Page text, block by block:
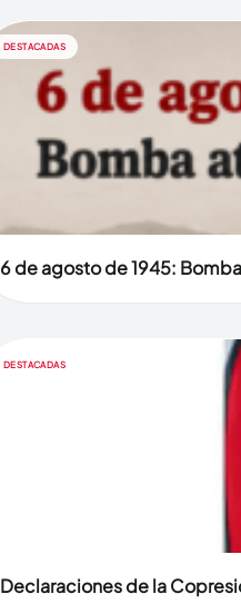
DESTACADAS
6 de agosto de 1945:
DESTACADAS
Declaraciones de la